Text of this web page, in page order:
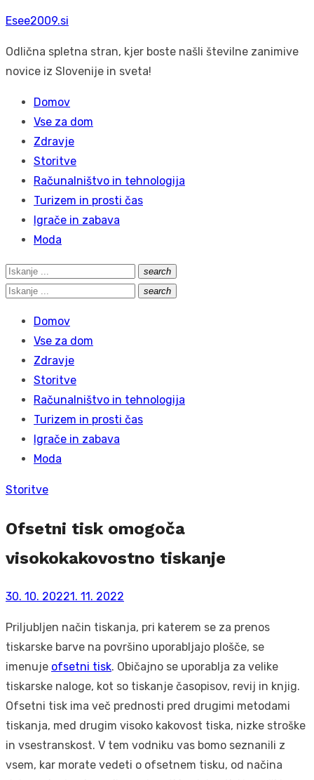
Skip
content
Esee2009.si
Odlična spletna stran, kjer boste našli številne zanimive
novice iz Slovenije in sveta!
Domov
Vse za dom
Zdravje
Storitve
Računalništvo in tehnologija
Turizem in prosti čas
Igrače in zabava
Moda
Search
for:
search
Išči
Search
search
Išči
Domov
Vse za dom
Zdravje
Storitve
Računalništvo in tehnologija
Turizem in prosti čas
Igrače in zabava
Moda
Storitve
Ofsetni tisk omogoča
visokokakovostno tiskanje
Posted
30. 10. 20221. 11. 2022
Priljubljen način tiskanja, pri katerem se za prenos
tiskarske barve na površino uporabljajo plošče, se
imenuje ofsetni tisk. Običajno se uporablja za velike
tiskarske naloge, kot so tiskanje časopisov, revij in knjig.
Ofsetni tisk ima več prednosti pred drugimi metodami
tiskanja, med drugim visoko kakovost tiska, nizke stroške
in vsestranskost. V tem vodniku vas bomo seznanili z
vsem, kar morate vedeti o ofsetnem tisku, od načina